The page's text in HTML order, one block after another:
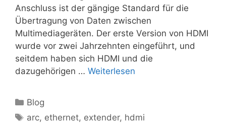
Anschluss ist der gängige Standard für die
Übertragung von Daten zwischen
Multimediageräten. Der erste Version von HDMI
wurde vor zwei Jahrzehnten eingeführt, und
seitdem haben sich HDMI und die
dazugehörigen … Weiterlesen
Kategorien
Blog
Schlagwörter
arc, ethernet, extender, hdmi